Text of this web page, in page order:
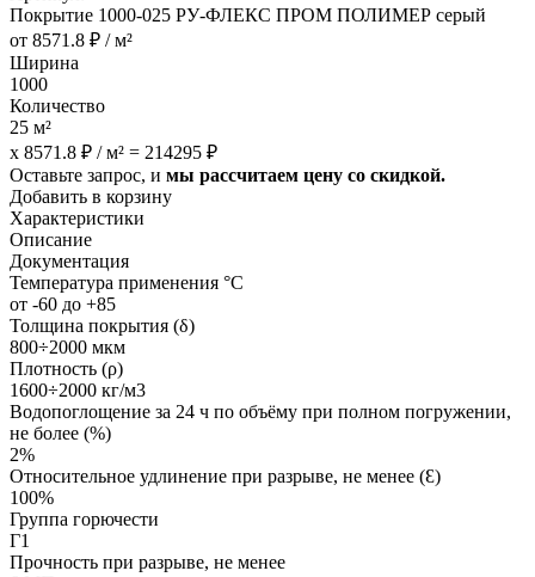
Покрытие 1000-025 РУ-ФЛЕКС ПРОМ ПОЛИМЕР серый
от 8571.8 ₽ / м²
Ширина
1000
Количество
25 м²
x 8571.8 ₽ / м² = 214295 ₽
Оставьте запрос, и мы рассчитаем цену со скидкой.
Добавить в корзину
Характеристики
Описание
Документация
Температура применения °С
от -60 до +85
Толщина покрытия (δ)
800÷2000 мкм
Плотность (ρ)
1600÷2000 кг/м3
Водопоглощение за 24 ч по объёму при полном погружении,
не более (%)
2%
Относительное удлинение при разрыве, не менее (Ɛ)
100%
Группа горючести
Г1
Прочность при разрыве, не менее